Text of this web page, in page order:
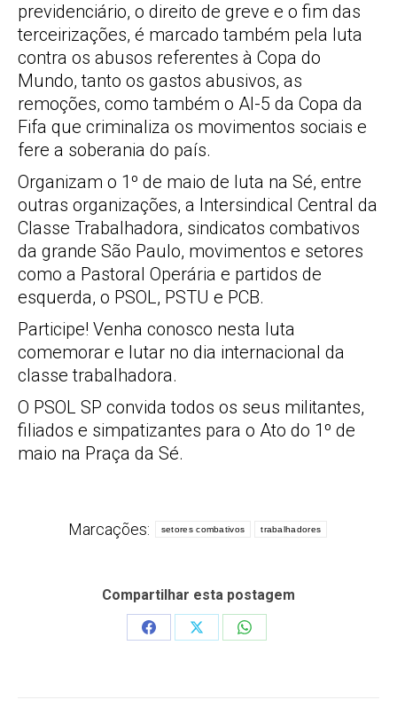
previdenciário, o direito de greve e o fim das
terceirizações, é marcado também pela luta
contra os abusos referentes à Copa do
Mundo, tanto os gastos abusivos, as
remoções, como também o AI-5 da Copa da
Fifa que criminaliza os movimentos sociais e
fere a soberania do país.
Organizam o 1º de maio de luta na Sé, entre
outras organizações, a Intersindical Central da
Classe Trabalhadora, sindicatos combativos
da grande São Paulo, movimentos e setores
como a Pastoral Operária e partidos de
esquerda, o PSOL, PSTU e PCB.
Participe! Venha conosco nesta luta
comemorar e lutar no dia internacional da
classe trabalhadora.
O PSOL SP convida todos os seus militantes,
filiados e simpatizantes para o Ato do 1º de
maio na Praça da Sé.
Marcações: setores combativos trabalhadores
Compartilhar esta postagem
Share
Share
Share